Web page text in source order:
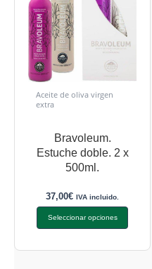
Aceite de oliva virgen
extra
Bravoleum.
Estuche doble. 2 x
500ml.
37,00€ IVA incluido.
Seleccionar opciones